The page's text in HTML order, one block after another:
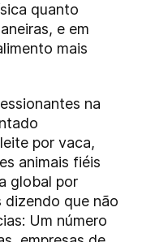
quanto
e em
mais
na
por vaca,
animais fiéis
global por
dizendo que não
Um número